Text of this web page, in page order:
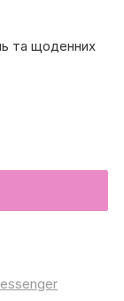
та щоденних